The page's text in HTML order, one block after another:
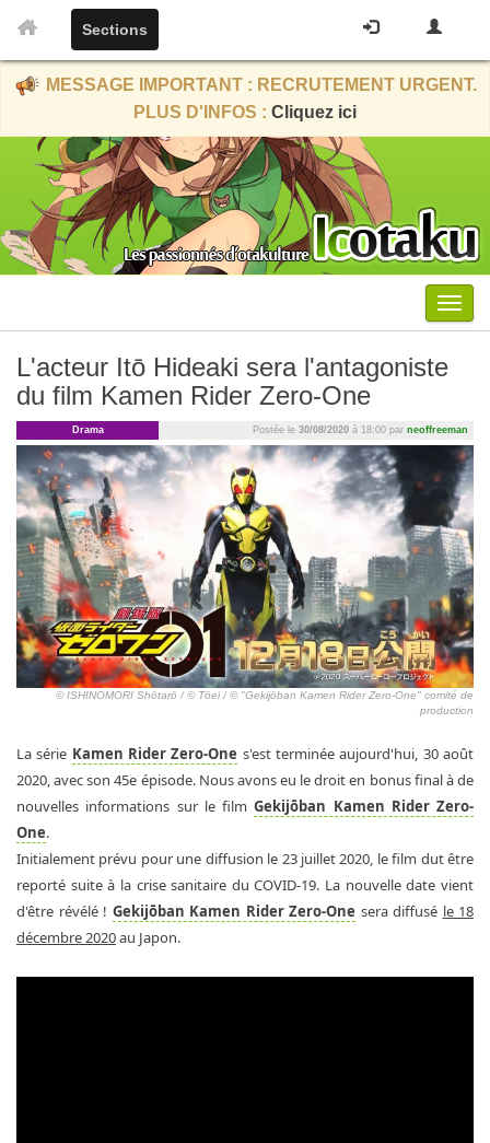
Sections
MESSAGE IMPORTANT : RECRUTEMENT URGENT.
PLUS D'INFOS : Cliquez ici
Menu
L'acteur Itō Hideaki sera l'antagoniste
du film Kamen Rider Zero-One
Drama Postée le 30/08/2020 à 18:00 par neoffreeman
© ISHINOMORI Shōtarō / © Tōei / © "Gekijōban Kamen Rider Zero-One" comité de
production
La série Kamen Rider Zero-One s'est terminée aujourd'hui, 30 août
2020, avec son 45e épisode. Nous avons eu le droit en bonus final à de
nouvelles informations sur le filmGekijōban Kamen Rider Zero-
One.
Initialement prévu pour une diffusion le 23 juillet 2020, le film dut être
reporté suite à la crise sanitaire du COVID-19. La nouvelle date vient
d'être révélé ! Gekijōban Kamen Rider Zero-One sera diffusé le 18
décembre 2020au Japon.